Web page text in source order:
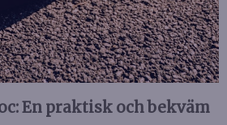
En praktisk och bekväm